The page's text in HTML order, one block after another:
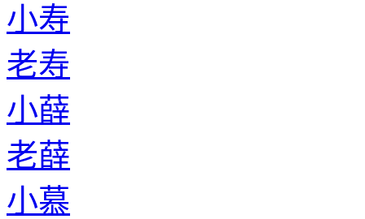
小寿
老寿
小薛
老薛
小慕